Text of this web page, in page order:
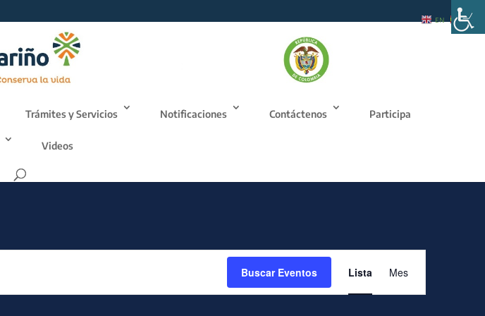
Trámites y Servicios Notificaciones Contáctenos Participa
Videos
Buscar Eventos
Navegación
de
vistas
Lista Mes
EN ES